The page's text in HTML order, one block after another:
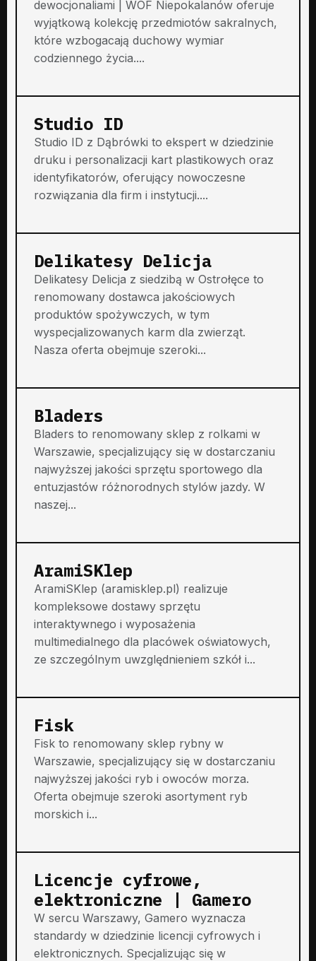
dewocjonaliami | WOF Niepokalanów oferuje
wyjątkową kolekcję przedmiotów sakralnych,
które wzbogacają duchowy wymiar
codziennego życia....
Studio ID
Studio ID z Dąbrówki to ekspert w dziedzinie
druku i personalizacji kart plastikowych oraz
identyfikatorów, oferujący nowoczesne
rozwiązania dla firm i instytucji....
Delikatesy Delicja
Delikatesy Delicja z siedzibą w Ostrołęce to
renomowany dostawca jakościowych
produktów spożywczych, w tym
wyspecjalizowanych karm dla zwierząt.
Nasza oferta obejmuje szeroki...
Bladers
Bladers to renomowany sklep z rolkami w
Warszawie, specjalizujący się w dostarczaniu
najwyższej jakości sprzętu sportowego dla
entuzjastów różnorodnych stylów jazdy. W
naszej...
AramiSKlep
AramiSKlep (aramisklep.pl) realizuje
kompleksowe dostawy sprzętu
interaktywnego i wyposażenia
multimedialnego dla placówek oświatowych,
ze szczególnym uwzględnieniem szkół i...
Fisk
Fisk to renomowany sklep rybny w
Warszawie, specjalizujący się w dostarczaniu
najwyższej jakości ryb i owoców morza.
Oferta obejmuje szeroki asortyment ryb
morskich i...
Licencje cyfrowe,
elektroniczne | Gamero
W sercu Warszawy, Gamero wyznacza
standardy w dziedzinie licencji cyfrowych i
elektronicznych. Specjalizując się w